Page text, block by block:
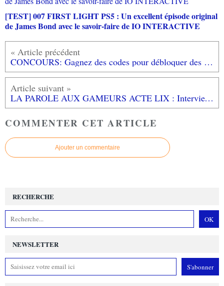
[TEST] 007 FIRST LIGHT PS5 : Un excellent épisode original
de James Bond avec le savoir-faire de IO INTERACTIVE
CONCOURS: Gagnez des codes pour débloquer des nouveaux dieux dans #SmiteGame #PC!
LA PAROLE AUX GAMEURS ACTE LIX : Interview de MATT MURDOCK
COMMENTER CET ARTICLE
Ajouter un commentaire
NEWSLETTER
RECHERCHE